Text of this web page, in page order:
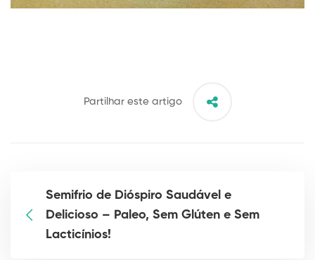
Partilhar este artigo
Semifrio de Dióspiro Saudável e
Delicioso – Paleo, Sem Glúten e Sem
Lacticínios!